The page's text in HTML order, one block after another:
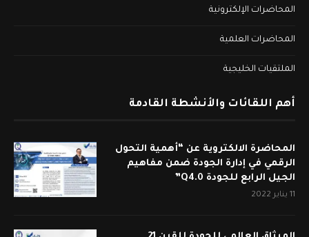
المحاضرات الإلكترونية
المحاضرات العلمية
الملتقيات الخليجية
أهم اللقائات والأنشطة القادمة
المحاضرة الالكتروية عن “أهمية التحول
الرقمي في إدارة الجودة ضمن مفاهيم
الجيل الرابع للجودة Q4.0”
11 يناير 2022